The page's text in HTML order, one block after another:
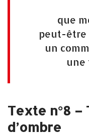
que
peut-être
un
une
Texte n°8 –
d’ombre